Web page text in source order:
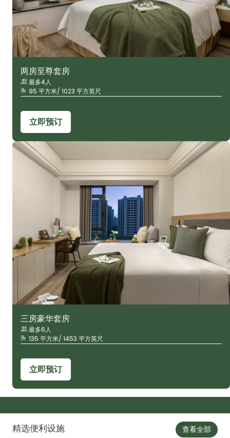
两房至尊套房
最多4人
95 平方米/ 1023 平方英尺
立即预订
三房豪华套房
最多6人
135 平方米/ 1453 平方英尺
立即预订
精选便利设施 查看全部